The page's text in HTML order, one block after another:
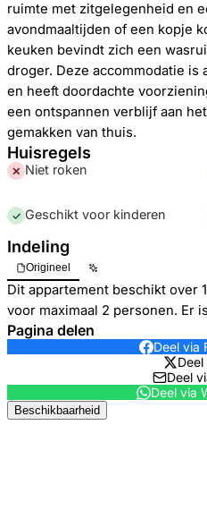
ruimte met zitgelegenheid en
avondmaaltijden of een kopje
keuken bevindt zich een
droger. Deze accommodatie is
en heeft doordachte
een ontspannen verblijf aan
gemakken van thuis.
Huisregels
✕ Niet roken
✓ Geschikt voor kinderen
Indeling
Origineel
Dit appartement beschikt over
voor maximaal 2 personen. Er
Pagina delen
Deel via
Deel
Deel
Deel via
Beschikbaarheid